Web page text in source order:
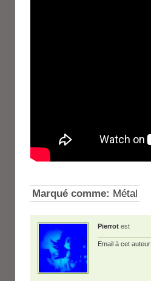
Marqué comme: Métal
Pierrot est
Email à cet auteur